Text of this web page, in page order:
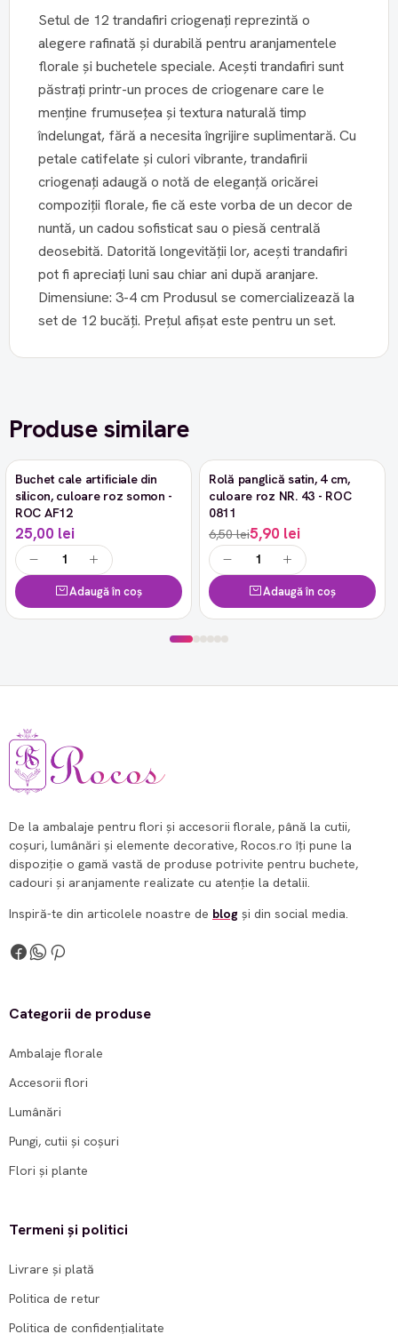
Setul de 12 trandafiri criogenați reprezintă o
alegere rafinată și durabilă pentru aranjamentele
florale și buchetele speciale. Acești trandafiri sunt
păstrați printr-un proces de criogenare care le
menține frumusețea și textura naturală timp
îndelungat, fără a necesita îngrijire suplimentară. Cu
petale catifelate și culori vibrante, trandafirii
criogenați adaugă o notă de eleganță oricărei
compoziții florale, fie că este vorba de un decor de
nuntă, un cadou sofisticat sau o piesă centrală
deosebită. Datorită longevității lor, acești trandafiri
pot fi apreciați luni sau chiar ani după aranjare.
Dimensiune: 3-4 cm Produsul se comercializează la
set de 12 bucăți. Prețul afișat este pentru un set.
Produse similare
Buchet cale artificiale din
silicon, culoare roz somon -
ROC AF12
25,00 lei
Adaugă în coș
-9%
Rolă panglică satin, 4 cm,
culoare roz NR. 43 - ROC
0811
6,50 lei5,90 lei
Adaugă în coș
De la ambalaje pentru flori și accesorii florale, până la cutii,
coșuri, lumânări și elemente decorative, Rocos.ro îți pune la
dispoziție o gamă vastă de produse potrivite pentru buchete,
cadouri și aranjamente realizate cu atenție la detalii.
Inspiră-te din articolele noastre de blog și din social media.
Categorii de produse
Ambalaje florale
Accesorii flori
Lumânări
Pungi, cutii și coșuri
Flori și plante
Termeni și politici
Livrare și plată
Politica de retur
Politica de confidențialitate